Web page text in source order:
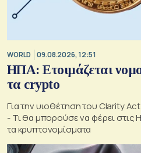
WORLD 09.08.2026, 12:51
ΗΠΑ: Ετοιμάζεται
τα crypto
Για την υιοθέτηση του Clarity
- Τι θα μπορούσε να φέρει
τα κρυπτονομίσματα